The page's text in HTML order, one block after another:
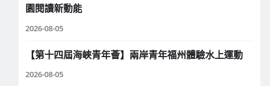
園閱讀新動能
2026-08-05
【第十四屆海峽青年薈】兩岸青年福州體驗水上運動
2026-08-05